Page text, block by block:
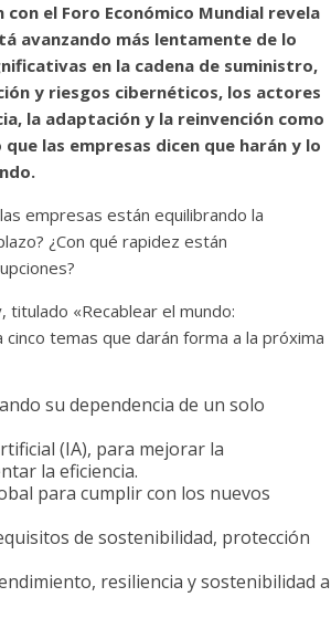
el Foro Económico Mundial revela
avanzando más lentamente de lo
en la cadena de suministro,
y riesgos cibernéticos, los actores
la adaptación y la reinvención como
las empresas dicen que harán y lo
empresas están equilibrando la
¿Con qué rapidez están
titulado «Recablear el mundo:
temas que darán forma a la próxima
su dependencia de un solo
(IA), para mejorar la
la eficiencia.
para cumplir con los nuevos
de sostenibilidad, protección
resiliencia y sostenibilidad a